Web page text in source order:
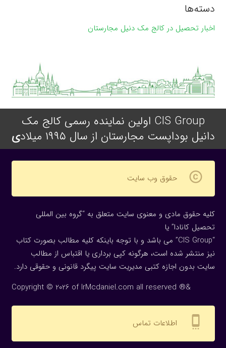
دسته‌ها
اخبار تحصیل در کالج مک دنیل مجارستان
CIS Group اولین نماینده رسمی کالج مک
دانیل بوداپست مجارستان از سال ۱۹۹۵ میلاد
ی
copyright حقوق وب سایت
کلیه حقوق مادی و معنوی سایت متعلق به “گروه بین المللی
تحصیل کانادا” یا
“CIS Group” می باشد و با توجه باینکه کلیه مطالب بصورت کتاب
نیز منتشر شده است، هرگونه كپی برداری یا اقتباس از مطالب
سایت بدون اجازه كتبی مدیریت سایت پیگرد قانونی و حقوقی دارد.
Copyright © 2026 of IrMcdaniel.com all reserved ®&
settings_cell اطلاعات تماس